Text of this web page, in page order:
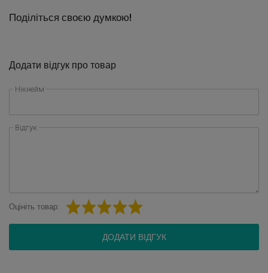
Поділіться своєю думкою!
Додати відгук про товар
Нікнейм
Відгук
Оцініть товар:
ДОДАТИ ВІДГУК